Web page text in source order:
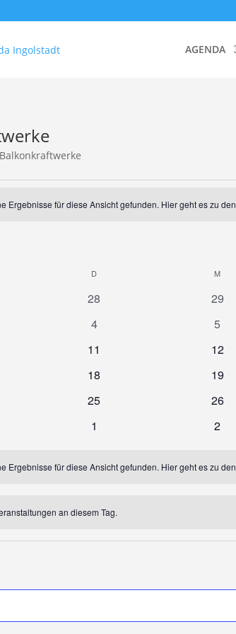
AGENDA
Balkonkraftwerke
Ergebnisse für diese Ansicht gefunden. Hier geht es zu den
D M
0
28
0
29
0
4
0
5
0
11
0
12
0
18
0
19
0
25
0
26
0
1
0
2
Ergebnisse für diese Ansicht gefunden. Hier geht es zu den
an diesem Tag.